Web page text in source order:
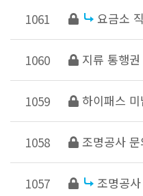
1061 요금소
1060 지류 통행
1059 하이패스
1058 조명공사 문
1057 조명공